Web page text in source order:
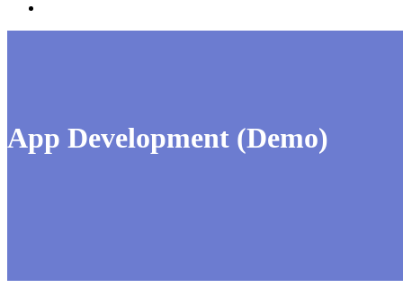
App Development (Demo)